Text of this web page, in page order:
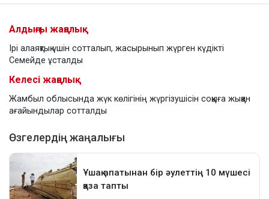
Алдыңғы жаңалық
Ірі алаяқтық үшін сотталып, жасырынып жүрген күдікті
Семейде ұсталды
Келесі жаңалық
Жамбыл облысында жүк көлігінің жүргізушісін соққыға жыққан
ағайындылар сотталды